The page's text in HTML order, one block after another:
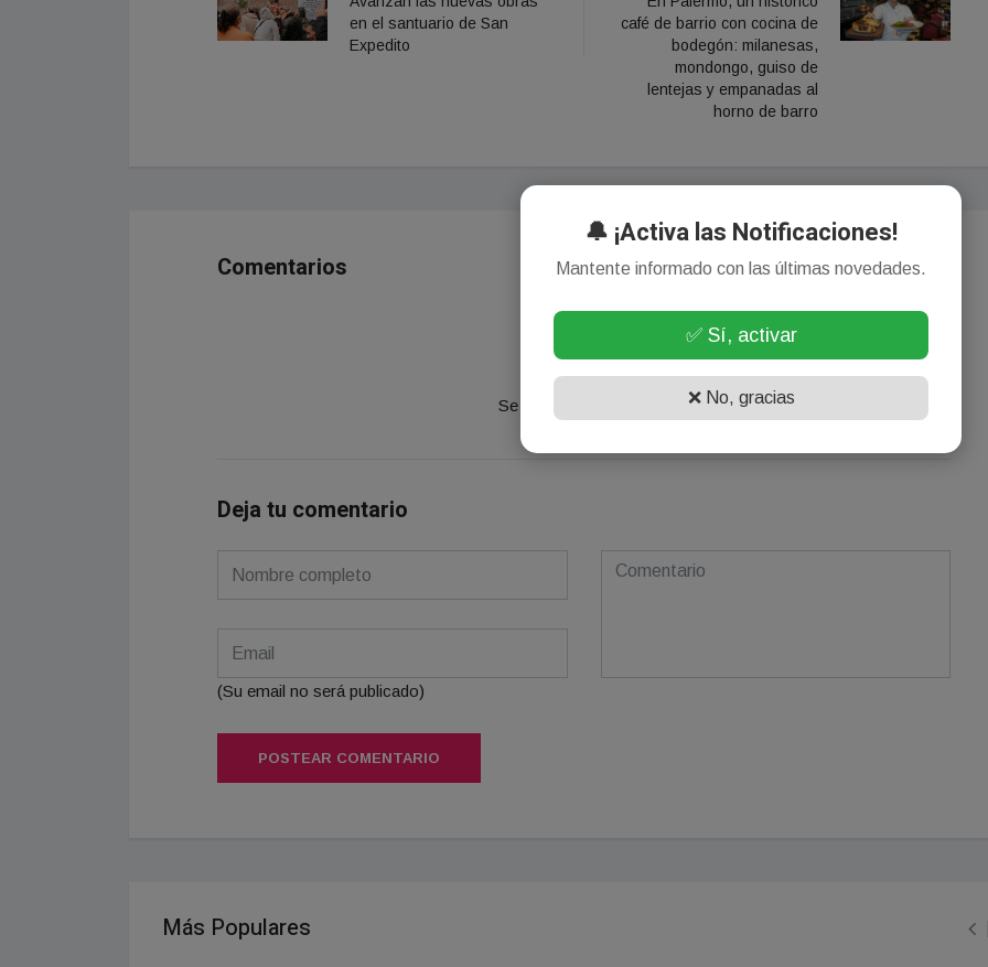
en el santuario de San
Expedito
café de barrio con cocina de
bodegón: milanesas,
mondongo, guiso de
lentejas y empanadas al
horno de barro
Comentarios
¡Sin comentarios aún!
Se el primero en comentar este artículo.
Deja tu comentario
(Su email no será publicado)
POSTEAR COMENTARIO
Más Populares
🔔 ¡Activa las Notificaciones!
Mantente informado con las últimas novedades.
✅ Sí, activar
❌ No, gracias